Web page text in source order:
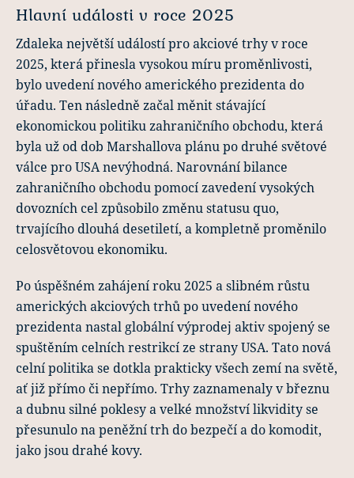
Hlavní události v roce 2025
Zdaleka největší událostí pro akciové trhy v roce
2025, která přinesla vysokou míru proměnlivosti,
bylo uvedení nového amerického prezidenta do
úřadu. Ten následně začal měnit stávající
ekonomickou politiku zahraničního obchodu, která
byla už od dob Marshallova plánu po druhé světové
válce pro USA nevýhodná. Narovnání bilance
zahraničního obchodu pomocí zavedení vysokých
dovozních cel způsobilo změnu statusu quo,
trvajícího dlouhá desetiletí, a kompletně proměnilo
celosvětovou ekonomiku.
Po úspěšném zahájení roku 2025 a slibném růstu
amerických akciových trhů po uvedení nového
prezidenta nastal globální výprodej aktiv spojený se
spuštěním celních restrikcí ze strany USA. Tato nová
celní politika se dotkla prakticky všech zemí na světě,
ať již přímo či nepřímo. Trhy zaznamenaly v březnu
a dubnu silné poklesy a velké množství likvidity se
přesunulo na peněžní trh do bezpečí a do komodit,
jako jsou drahé kovy.